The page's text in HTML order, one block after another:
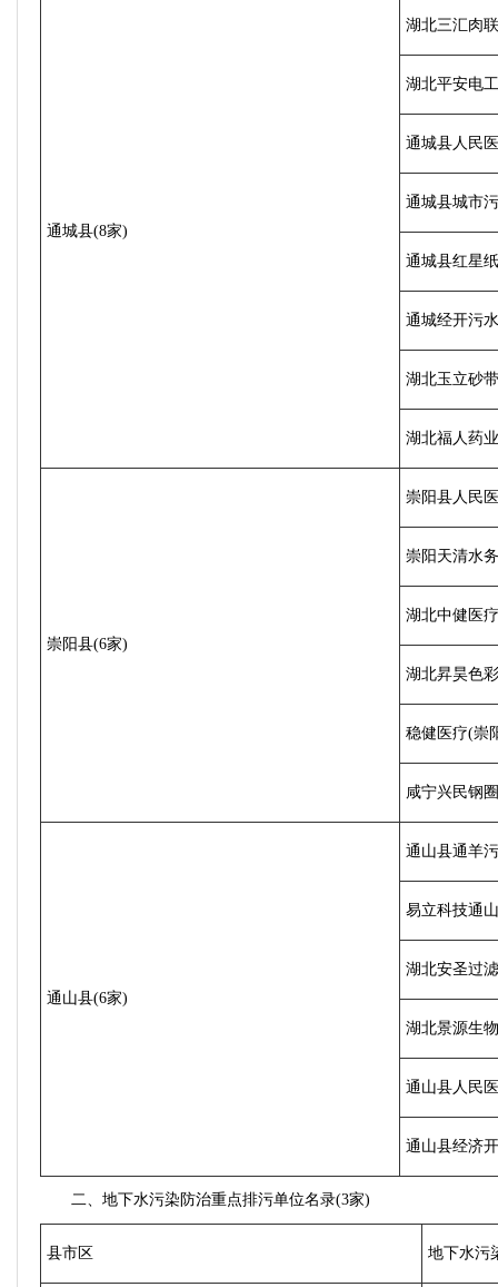
通城县(8家)
湖北三汇肉
湖北平安电
通城县人民
通城县城市
通城县红星
通城经开污
湖北玉立砂
湖北福人药
崇阳县(6家)
崇阳县人民
崇阳天清水
湖北中健医
湖北昇昊色
稳健医疗(崇
咸宁兴民钢
通山县(6家)
通山县通羊
易立科技通
湖北安圣过
湖北景源生
通山县人民
通山县经济
二、地下水污染防治重点排污单位名录(3家)
县市区 地下水污